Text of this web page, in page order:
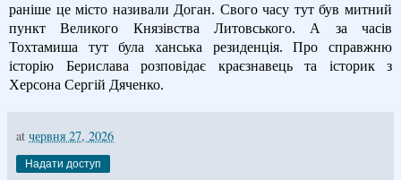
раніше це місто називали Доган. Свого часу тут був митний
пункт Великого Князівства Литовського. А за часів
Тохтамиша тут була ханська резиденція. Про справжню
історію Берислава розповідає краєзнавець та історик з
Херсона Сергій Дяченко.
at червня 27, 2026
Надати доступ